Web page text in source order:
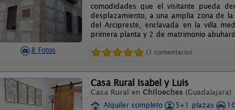
8 Fotos
comodidades que el visitante pueda
desplazamiento, a una amplia zona de
del Arcipreste, enclavada en la villa
primera planta y 2 de matrimonio
(1 comentario)
Casa Rural Isabel y Luis
Casa Rural en Chiloeches (Guadalajara)
Alquiler completo
5+1 plazas